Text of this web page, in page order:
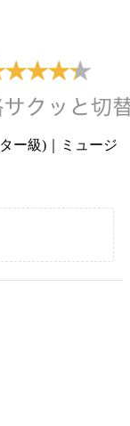
ー級)｜ミュージ